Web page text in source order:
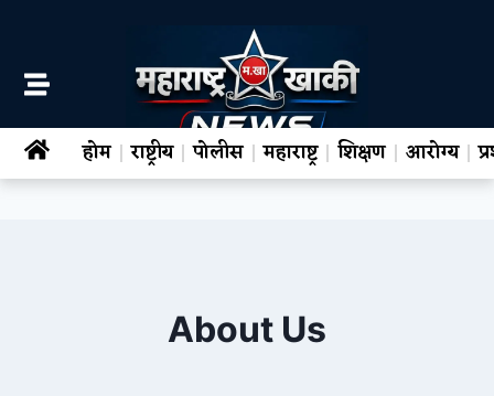
होम राष्ट्रीय पोलीस महाराष्ट्र शिक्षण आरोग्य
About Us